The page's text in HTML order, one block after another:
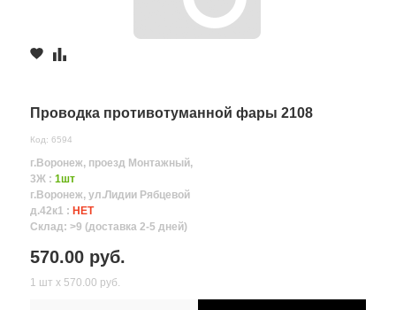
Проводка противотуманной фары 2108
Код: 6594
г.Воронеж, проезд Монтажный,
3Ж : 1шт
г.Воронеж, ул.Лидии Рябцевой
д.42к1 : НЕТ
Склад: >9 (доставка 2-5 дней)
570.00 руб.
1 шт х 570.00 руб.